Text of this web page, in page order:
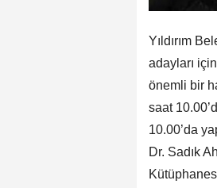
Yıldırım
adayları
önemli bir
saat
10.00’da
Dr. Sadık